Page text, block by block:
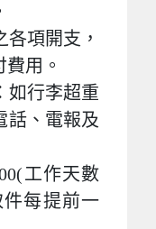
項開支，
用。
如行李超重
話、電報及
工作天數
件每提前一